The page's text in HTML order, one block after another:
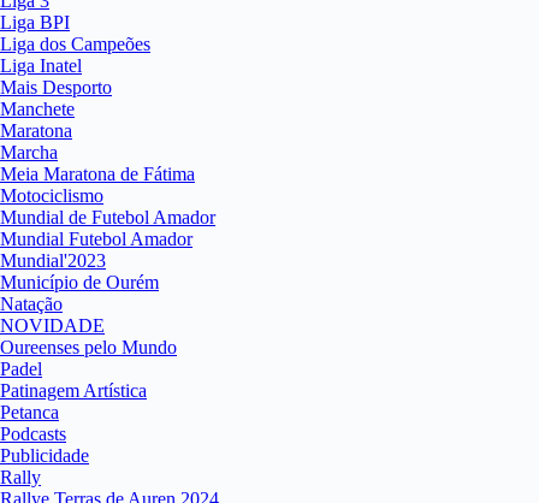
Liga BPI
Liga dos Campeões
Liga Inatel
Mais Desporto
Manchete
Maratona
Marcha
Meia Maratona de Fátima
Motociclismo
Mundial de Futebol Amador
Mundial Futebol Amador
Mundial'2023
Município de Ourém
Natação
NOVIDADE
Oureenses pelo Mundo
Padel
Patinagem Artística
Petanca
Podcasts
Publicidade
Rally
Rallye Terras de Auren 2024